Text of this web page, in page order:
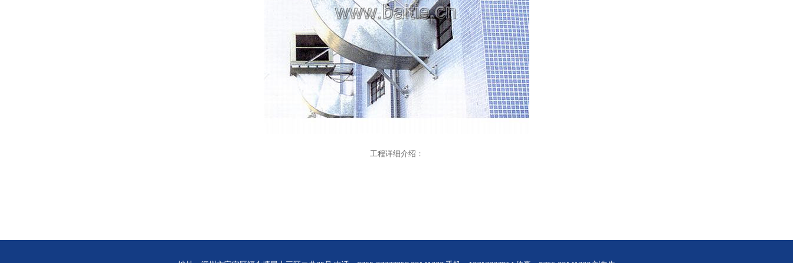
工程详细介绍：